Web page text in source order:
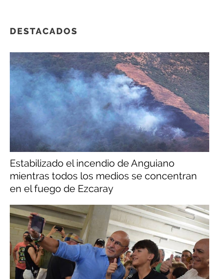
DESTACADOS
Estabilizado el incendio de Anguiano
mientras todos los medios se concentran
en el fuego de Ezcaray